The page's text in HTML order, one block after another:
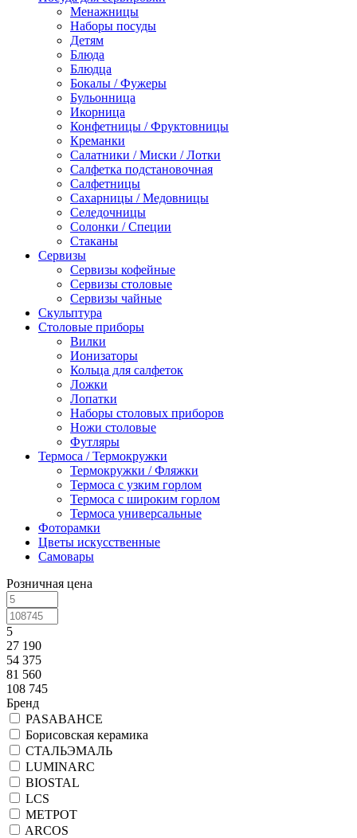
Менажницы
Наборы посуды
Детям
Блюда
Блюдца
Бокалы / Фужеры
Бульонница
Икорница
Конфетницы / Фруктовницы
Креманки
Салатники / Миски / Лотки
Салфетка подстановочная
Салфетницы
Сахарницы / Медовницы
Селедочницы
Солонки / Специи
Стаканы
Сервизы
Сервизы кофейные
Сервизы столовые
Сервизы чайные
Скульптура
Столовые приборы
Вилки
Ионизаторы
Кольца для салфеток
Ложки
Лопатки
Наборы столовых приборов
Ножи столовые
Футляры
Термоса / Термокружки
Термокружки / Фляжки
Термоса с узким горлом
Термоса с широким горлом
Термоса универсальные
Фоторамки
Цветы искусственные
Самовары
Розничная цена
5
27 190
54 375
81 560
108 745
Бренд
PASABAHCE
Борисовская керамика
СТАЛЬЭМАЛЬ
LUMINARC
BIOSTAL
LCS
МЕТРОТ
ARCOS